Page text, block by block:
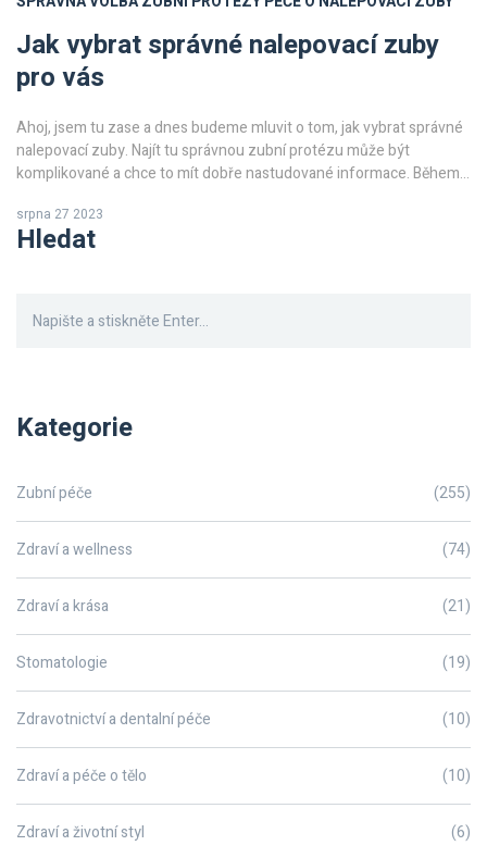
Jak vybrat správné nalepovací zuby
pro vás
Ahoj, jsem tu zase a dnes budeme mluvit o tom, jak vybrat správné
nalepovací zuby. Najít tu správnou zubní protézu může být
komplikované a chce to mít dobře nastudované informace. Během
v úvahu při rozhodování. A samozřejmě, nezapomene se ani na to,
jak správně pečovat o vaše nové nalepovací zuby. Tak jdeme na to!
srpna 27 2023
Hledat
Kategorie
Zubní péče (255)
Zdraví a wellness (74)
Zdraví a krása (21)
Stomatologie (19)
Zdravotnictví a dentalní péče (10)
Zdraví a péče o tělo (10)
Zdraví a životní styl (6)